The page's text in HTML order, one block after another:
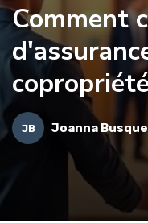
Comment
JB Joanna Busque